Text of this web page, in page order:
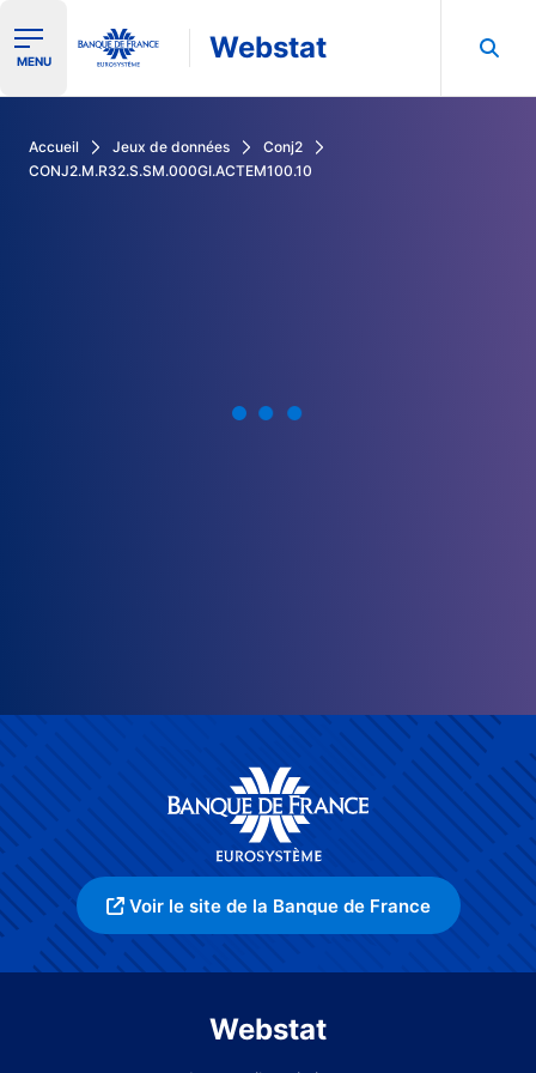
Ouvrir le menu de navigation
MENU Webstat
Accueil Jeux de données
Conj2
CONJ2.M.R32.S.SM.000GI.ACTEM100.10
Voir le site de la Banque de France
Webstat